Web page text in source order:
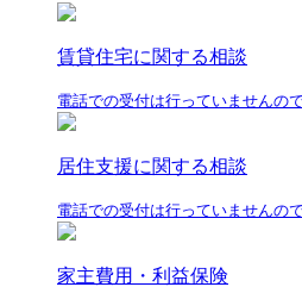
賃貸住宅に関する相談
電話での受付は行っていませんの
居住支援に関する相談
電話での受付は行っていませんの
家主費用・利益保険